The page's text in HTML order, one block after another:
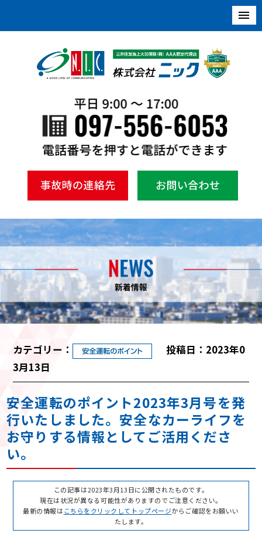
カテゴリー：
投稿日：2023年0
3月13日
安全運転のポイント2023年3月号を発
行いたしました。安全なカーライフを
お守りする情報としてご活用くださ
い。
この記事は2023年3月13日に公開されたものです。
現在は状況が異なる可能性がありますのでご注意ください。
最新の情報は こちらをクリックしてトップページからご確認をお願いい
たします。